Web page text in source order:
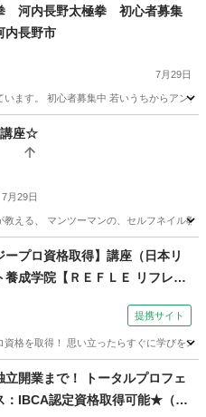
河内長野太極拳 初心者募集
長野市
7月29日
ます。 初心者募集中 若いうちからアン
その他
講座☆
7月29日
える、 マンツーマンの、セルフネイル
ープロ資格取得】講座（日本リ
養成学院【ＲＥＦＬＥ リフレ】
提携サイト
格を取得！ 思い立ったらすぐに学びを
立開業まで！ トータルプロフェ
：IBCA認定資格取得可能★（日